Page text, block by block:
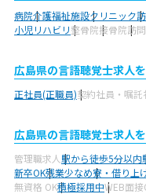
病院介護福祉施設クリニック
小児リハビリ整骨院接骨院訪
広島県の言語聴覚士求人
正社員(正職員)契約社員・嘱託
広島県の言語聴覚士求人
管理職求人駅から徒歩5分以内
新卒OK残業少なめ寮・借り上
無資格 OK積極採用中WEB面接